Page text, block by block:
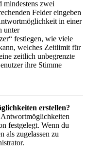
mindestens zwei
Felder eingeben
in einer
unter
festlegen, wie viele
welches Zeitlimit für
zeitlich unbegrenzte
ihre Stimme
erstellen?
festgelegt. Wenn du
als zugelassen zu